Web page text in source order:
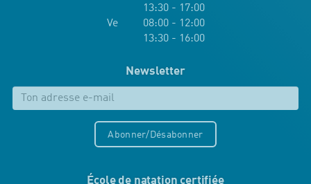
13:30 - 17:00
Ve 08:00 - 12:00
13:30 - 16:00
Newsletter
Abonner/Désabonner
École de natation certifiée